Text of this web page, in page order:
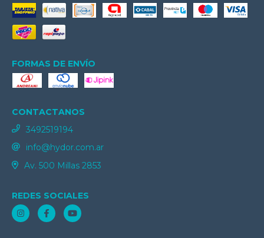
FORMAS DE ENVÍO
CONTACTANOS
3492519194
info@hydor.com.ar
Av. 500 Millas 2853
REDES SOCIALES